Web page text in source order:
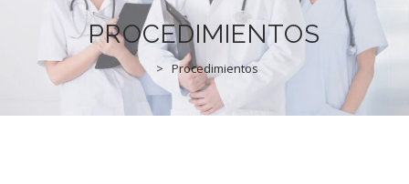
PROCEDIMIENTOS
> Procedimientos